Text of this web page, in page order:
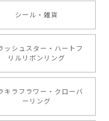
シール・雑貨
ッシュスター・ハートフ
リルリボンリング
キラフラワー・クローバ
ーリング